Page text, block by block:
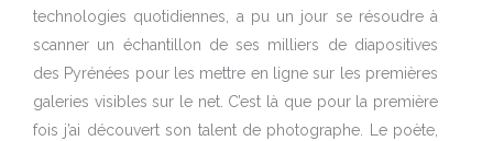
technologies quotidiennes, a pu un jour se résoudre à
scanner un échantillon de ses milliers de diapositives
des Pyrénées pour les mettre en ligne sur les premières
galeries visibles sur le net. C’est là que pour la première
fois j’ai découvert son talent de photographe. Le poète,